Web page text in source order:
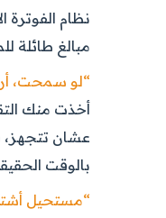
نظام الفوترة
مبالغ طائلة
“لو سمحت،
أخذت منك
عشان تتجهز،
بالوقت
“مستحيل